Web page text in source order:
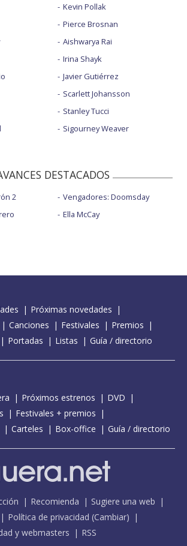
Kevin Pollak
Pierce Brosnan
Aishwarya Rai
Irina Shayk
Javier Gutiérrez
Scarlett Johansson
Stanley Tucci
Sigourney Weaver
DESTACADOS
2
Vengadores: Doomsday
Ella McCay
Próximas novedades
Canciones Festivales
Premios
Portadas Listas Guía / directorio
Próximos estrenos
DVD
Festivales + premios
Carteles Box-office Guía / directorio
Recomienda
Sugiere una web
Política de privacidad (Cambiar)
y webmasters RSS